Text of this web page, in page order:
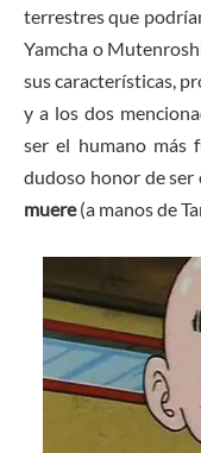
terrestres que
Yamcha o
sus características,
y a los dos
ser el humano más
dudoso honor de ser
muere(a manos de